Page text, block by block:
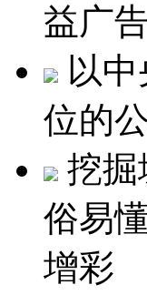
益广
以
位的
挖掘
俗易
增彩